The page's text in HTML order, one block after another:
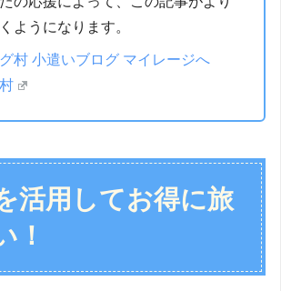
ようになります。
活用してお得に旅
！